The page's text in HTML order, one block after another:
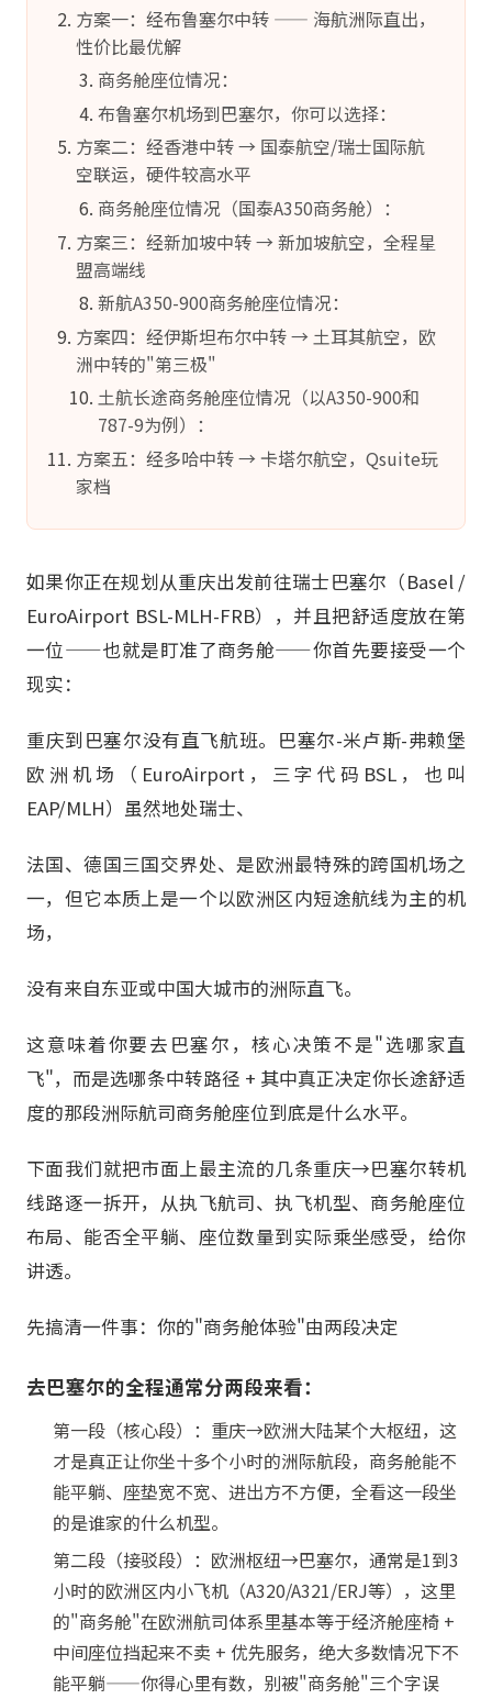
方案一：经布鲁塞尔中转 —— 海航洲际直出，
性价比最优解
商务舱座位情况：
布鲁塞尔机场到巴塞尔，你可以选择：
方案二：经香港中转 → 国泰航空/瑞士国际航
空联运，硬件较高水平
商务舱座位情况（国泰A350商务舱）：
方案三：经新加坡中转 → 新加坡航空，全程星
盟高端线
新航A350-900商务舱座位情况：
方案四：经伊斯坦布尔中转 → 土耳其航空，欧
洲中转的"第三极"
土航长途商务舱座位情况（以A350-900和
787-9为例）：
方案五：经多哈中转 → 卡塔尔航空，Qsuite玩
家档
如果你正在规划从重庆出发前往瑞士巴塞尔（Basel /
EuroAirport BSL-MLH-FRB），并且把舒适度放在第
一位——也就是盯准了商务舱——你首先要接受一个
现实：
重庆到巴塞尔没有直飞航班。巴塞尔-米卢斯-弗赖堡
欧洲机场（EuroAirport，三字代码BSL，也叫
EAP/MLH）虽然地处瑞士、
法国、德国三国交界处、是欧洲最特殊的跨国机场之
一，但它本质上是一个以欧洲区内短途航线为主的机
场，
没有来自东亚或中国大城市的洲际直飞。
这意味着你要去巴塞尔，核心决策不是"选哪家直
飞"，而是选哪条中转路径 + 其中真正决定你长途舒适
度的那段洲际航司商务舱座位到底是什么水平。
下面我们就把市面上最主流的几条重庆→巴塞尔转机
线路逐一拆开，从执飞航司、执飞机型、商务舱座位
布局、能否全平躺、座位数量到实际乘坐感受，给你
讲透。
先搞清一件事：你的"商务舱体验"由两段决定
去巴塞尔的全程通常分两段来看：
第一段（核心段）：重庆→欧洲大陆某个大枢纽，这
才是真正让你坐十多个小时的洲际航段，商务舱能不
能平躺、座垫宽不宽、进出方不方便，全看这一段坐
的是谁家的什么机型。
第二段（接驳段）：欧洲枢纽→巴塞尔，通常是1到3
小时的欧洲区内小飞机（A320/A321/ERJ等），这里
的"商务舱"在欧洲航司体系里基本等于经济舱座椅 +
中间座位挡起来不卖 + 优先服务，绝大多数情况下不
能平躺——你得心里有数，别被"商务舱"三个字误